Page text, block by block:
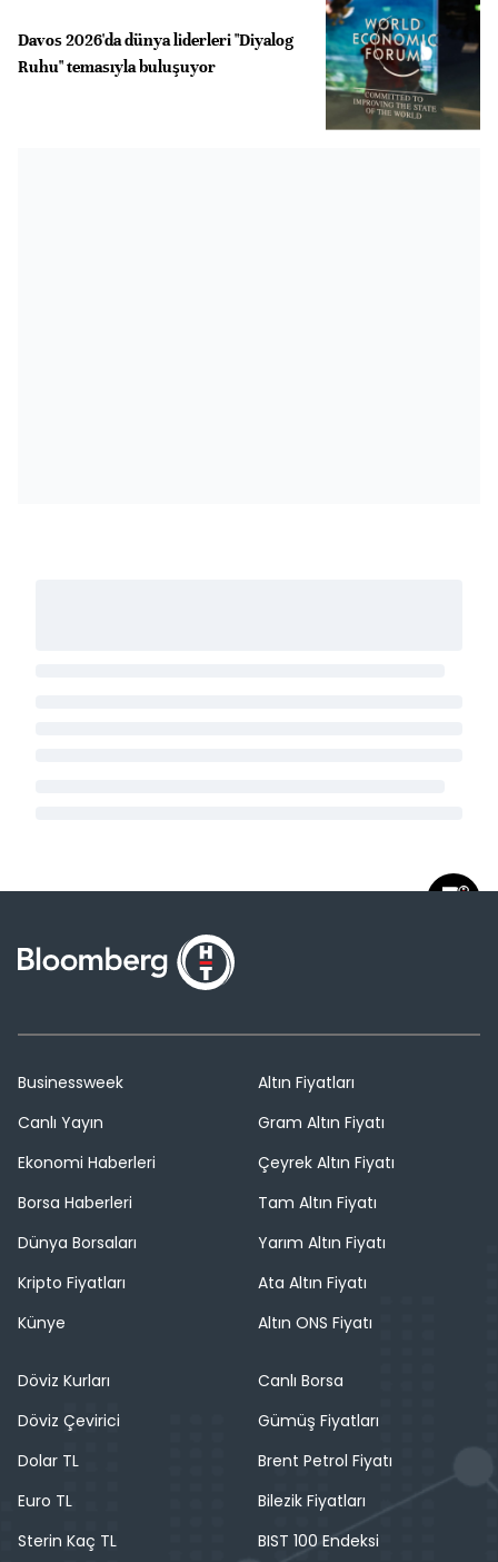
Davos 2026'da dünya liderleri "Diyalog
Ruhu" temasıyla buluşuyor
Businessweek
Canlı Yayın
Ekonomi Haberleri
Borsa Haberleri
Dünya Borsaları
Kripto Fiyatları
Künye
Altın Fiyatları
Gram Altın Fiyatı
Çeyrek Altın Fiyatı
Tam Altın Fiyatı
Yarım Altın Fiyatı
Ata Altın Fiyatı
Altın ONS Fiyatı
Döviz Kurları
Döviz Çevirici
Dolar TL
Euro TL
Sterin Kaç TL
Canlı Borsa
Gümüş Fiyatları
Brent Petrol Fiyatı
Bilezik Fiyatları
BIST 100 Endeksi